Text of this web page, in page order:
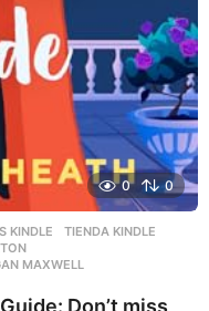
0 0
KINDLE ,TIENDA KINDLE
MAXWELL
Don’t miss